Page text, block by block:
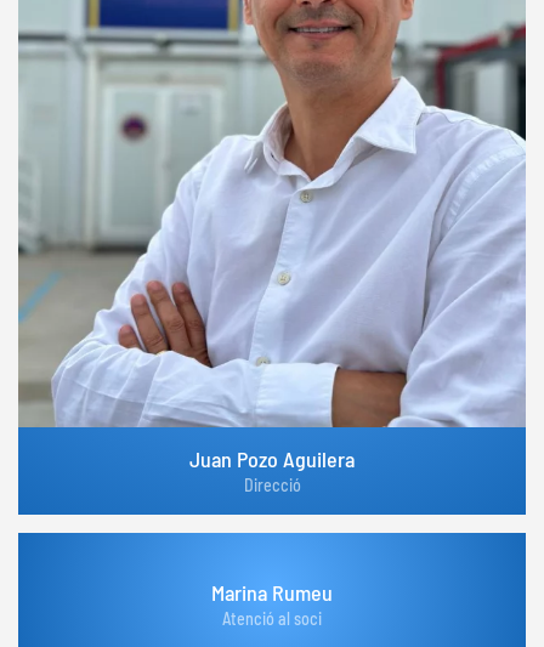
Juan Pozo Aguilera
Direcció
Marina Rumeu
Atenció al soci